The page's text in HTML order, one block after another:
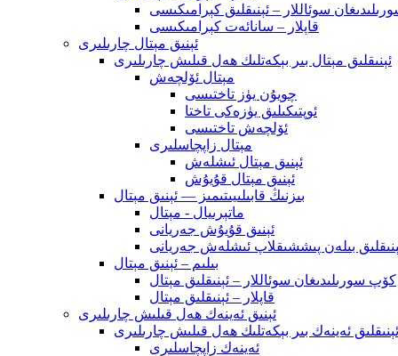
سوئاللار – ئېنىقلىق كېرامىكىسى
قاپلار – سانائەت كېرامىكىسى
ئېنىق مېتال چارىلىرى
ئېنىقلىق مېتال بىر بېكەتلىك ھەل قىلىش چارىلىرى
مېتال ئۆلچەش
چويۇن يۈز تاختىسى
ئوپتىكىلىق يۈزەكى تاختا
ئۆلچەش تاختىسى
مېتال زاپچاسلىرى
ئېنىق مېتال ئىشلەش
ئېنىق مېتال قۇيۇش
بىزنىڭ قابىلىيىتىمىز — ئېنىق مېتال
ماتېرىيال - مېتال
ئېنىق قۇيۇش جەريانى
بىلەن پىششىقلاپ ئىشلەش جەريانى
بىلىم – ئېنىق مېتال
كۆپ سورىلىدىغان سوئاللار – ئېنىقلىق مېتال
قاپلار – ئېنىقلىق مېتال
ئېنىق ئەينەك ھەل قىلىش چارىلىرى
ئېنىقلىق ئەينەك بىر بېكەتلىك ھەل قىلىش چارىلىرى
ئەينەك زاپچاسلىرى